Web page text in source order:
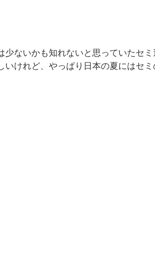
少ないかも知れないと思っていたセ
いけれど、やっぱり日本の夏にはセミ